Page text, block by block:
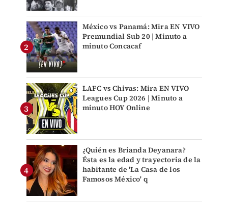
México vs Panamá: Mira EN VIVO
Premundial Sub 20 | Minuto a
minuto Concacaf
LAFC vs Chivas: Mira EN VIVO
Leagues Cup 2026 | Minuto a
minuto HOY Online
¿Quién es Brianda Deyanara?
Ésta es la edad y trayectoria de la
habitante de 'La Casa de los
Famosos México' q